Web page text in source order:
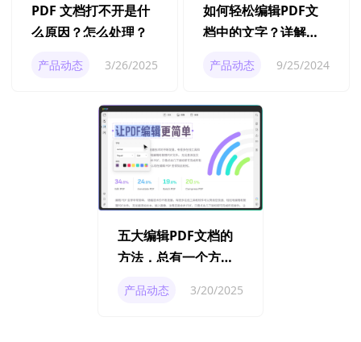
PDF 文档打不开是什
么原因？怎么处理？
产品动态 3/26/2025
如何轻松编辑PDF文
档中的文字？详解免
程
产品动态 9/25/2024
五大编辑PDF文档的
方法，总有一个方法
产品动态 3/20/2025